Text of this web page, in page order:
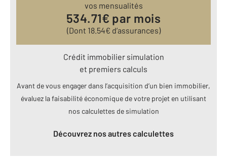
vos mensualités
534.71€ par mois
(Dont 18.54€ d’assurances)
Crédit immobilier simulation
et premiers calculs
Avant de vous engager dans l’acquisition d’un bien immobilier,
évaluez la faisabilité économique de votre projet en utilisant
nos calculettes de simulation
Découvrez nos autres calculettes